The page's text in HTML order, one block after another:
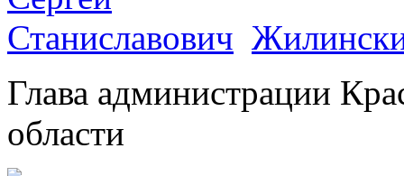
Глава администрации
области